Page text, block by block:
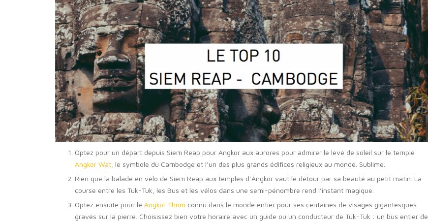
Optez pour un départ depuis Siem Reap pour Angkor aux aurores pour admirer le levé de soleil sur le temple
Angkor Wat, le symbole du Cambodge et l’un des plus grands édifices religieux au monde. Sublime.
Rien que la balade en vélo de Siem Reap aux temples d’Angkor vaut le détour par sa beauté au petit matin. La
course entre les Tuk-Tuk, les Bus et les vélos dans une semi-pénombre rend l’instant magique.
Optez ensuite pour le Angkor Thom connu dans le monde entier pour ses centaines de visages gigantesques
gravés sur la pierre. Choisissez bien votre horaire avec un guide ou un conducteur de Tuk-Tuk : un bus entier de